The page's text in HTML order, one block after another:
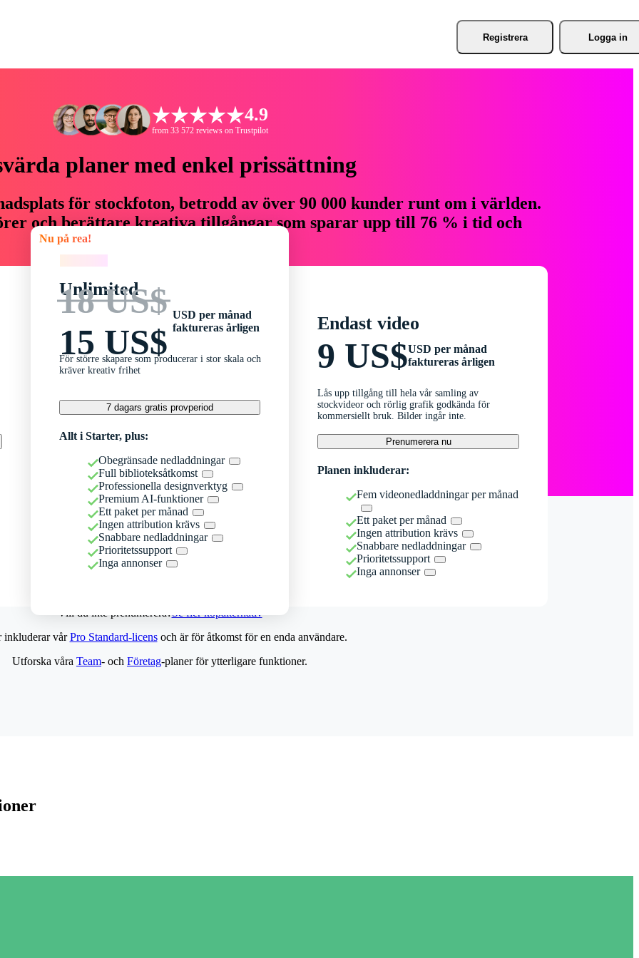
Registrera Logga in
4.9
from 33 572 reviews on Trustpilot
planer med enkel prissättning
för stockfoton, betrodd av över 90 000 kunder runt om i världen.
och berättare kreativa tillgångar som sparar upp till 76 % i tid och
Nu på rea!
Unlimited
18 US$
15 US$
USD per månad
faktureras årligen
För större skapare som producerar i stor skala och
kräver kreativ frihet
7 dagars gratis provperiod
Allt i Starter, plus:
Obegränsade nedladdningar
Full biblioteksåtkomst
Professionella designverktyg
Premium AI-funktioner
Ett paket per månad
Ingen attribution krävs
Snabbare nedladdningar
Prioritetssupport
Inga annonser
Endast video
9 US$USD per månad
faktureras årligen
Lås upp tillgång till hela vår samling av
stockvideor och rörlig grafik godkända för
kommersiellt bruk. Bilder ingår inte.
Prenumerera nu
Planen inkluderar:
Fem videonedladdningar per månad
Ett paket per månad
Ingen attribution krävs
Snabbare nedladdningar
Prioritetssupport
Inga annonser
Vill du inte prenumerera?Se fler köpalternativ
inkluderar vårPro Standard-licensoch är för åtkomst för en enda användare.
Utforska våra Team- och Företag-planer för ytterligare funktioner.